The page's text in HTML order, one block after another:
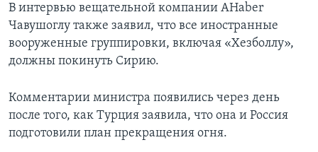
В интервью вещательной компании AHaber
Чавушоглу также заявил, что все иностранные
вооруженные группировки, включая «Хезболлу»,
должны покинуть Сирию.
Комментарии министра появились через день
после того, как Турция заявила, что она и Россия
подготовили план прекращения огня.